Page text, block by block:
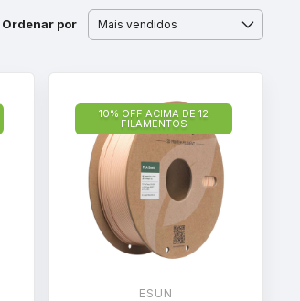
Ordenar por
10% OFF ACIMA DE 12
FILAMENTOS
ESUN